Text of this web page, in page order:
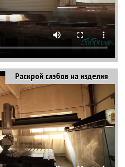
Раскрой слэбов на изделия